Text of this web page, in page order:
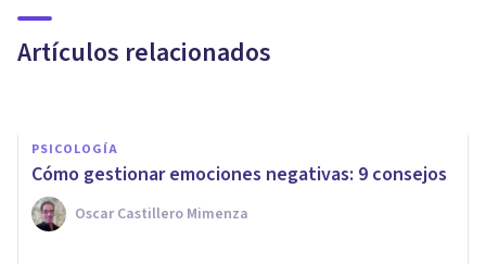
Artículos relacionados
mente humana
PSICOLOGÍA
Cómo gestionar emociones negativas: 9 consejos
Oscar Castillero Mimenza